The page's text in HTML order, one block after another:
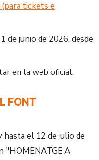
tickets e
de junio de 2026, desde
en la web oficial.
FONT
hasta el 12 de julio de
"HOMENATGE A